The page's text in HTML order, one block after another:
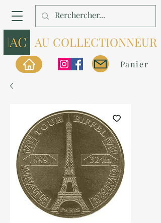
AU COLLECTIONNEUR
Panier